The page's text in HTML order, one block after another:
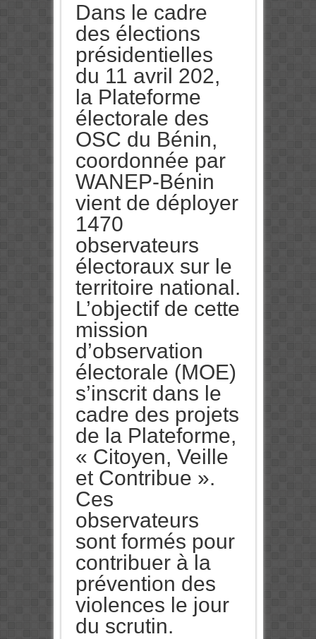
Dans le cadre
des élections
présidentielles
du 11 avril 202,
la Plateforme
électorale des
OSC du Bénin,
coordonnée par
WANEP-Bénin
vient de déployer
1470
observateurs
électoraux sur le
territoire national.
L’objectif de cette
mission
d’observation
électorale (MOE)
s’inscrit dans le
cadre des projets
de la Plateforme,
« Citoyen, Veille
et Contribue ».
Ces
observateurs
sont formés pour
contribuer à la
prévention des
violences le jour
du scrutin.